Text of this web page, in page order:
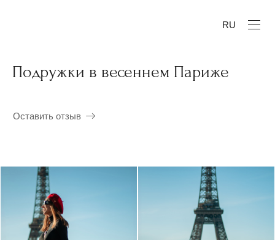
RU
Подружки в весеннем Париже
Оставить отзыв